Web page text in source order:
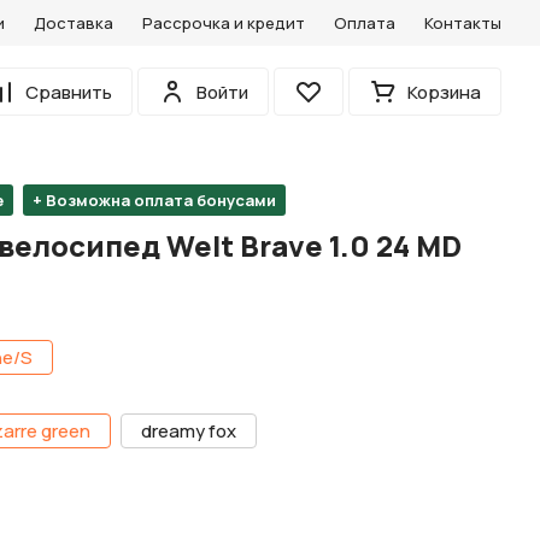
Доставка Рассрочка и кредит Оплата Контакты
Сравнить
Войти
Избранное Корзина
+ Возможна оплата бонусами
Welt Brave 1.0 24 MD
S
green dreamy fox